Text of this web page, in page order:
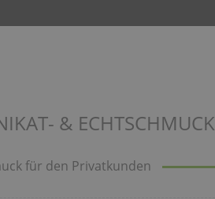
& ECHTSCHMUCK
für den Privatkunden